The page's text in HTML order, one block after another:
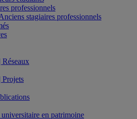
professionnels
stagiaires professionnels
en patrimoine